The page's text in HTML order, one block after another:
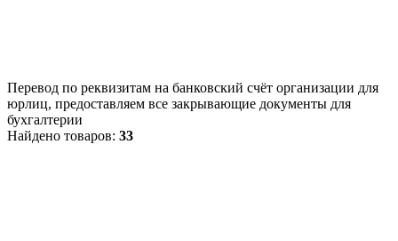
Перевод по реквизитам на банковский счёт организации для
юрлиц, предоставляем все закрывающие документы для
бухгалтерии
Найдено товаров: 33